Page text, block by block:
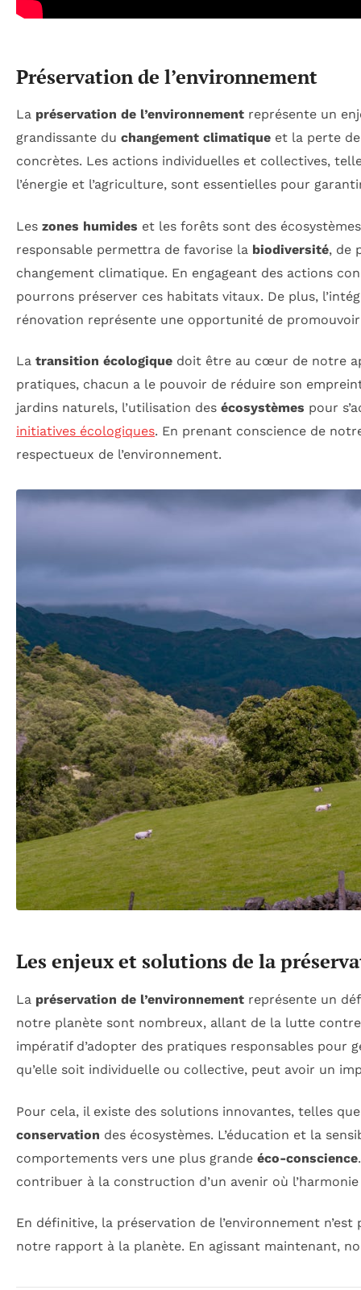
Préservation de l’environnement
La préservation de l’environnement représente un
grandissante du changement climatique et la perte
concrètes. Les actions individuelles et collectives,
l’énergie et l’agriculture, sont essentielles pour
Les zones humides et les forêts sont des
responsable permettra de favorise la biodiversité, de
changement climatique. En engageant des actions
pourrons préserver ces habitats vitaux. De plus,
rénovation représente une opportunité de
La transition écologique doit être au cœur de notre
pratiques, chacun a le pouvoir de réduire son
jardins naturels, l’utilisation des écosystèmes pour
initiatives écologiques. En prenant conscience de
respectueux de l’environnement.
Les enjeux et solutions de la
La préservation de l’environnement représente un
notre planète sont nombreux, allant de la lutte
impératif d’adopter des pratiques responsables pour
qu’elle soit individuelle ou collective, peut avoir un
Pour cela, il existe des solutions innovantes, telles
conservation des écosystèmes. L’éducation et la
comportements vers une plus grande éco-conscience
contribuer à la construction d’un avenir où
En définitive, la préservation de l’environnement
notre rapport à la planète. En agissant maintenant,